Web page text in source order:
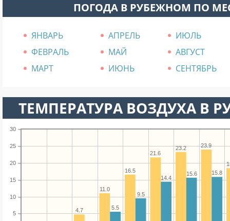
ПОГОДА В РУБЕЖНОМ ПО
ЯНВАРЬ АПРЕЛЬ
ИЮЛЬ
ФЕВРАЛЬ
МАЙ
АВГУСТ
МАРТ
ИЮНЬ СЕНТЯБРЬ
ТЕМПЕРАТУРА ВОЗДУХА В
5
10
15
20
25
30
23.9
23.2
21.6
16.5
11.0
4.7
15.8
15.6
14.4
9.5
5.5